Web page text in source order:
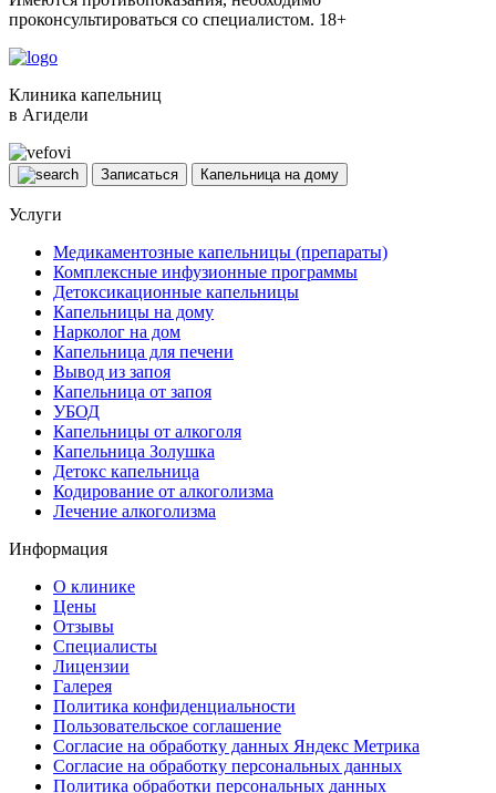
проконсультироваться со специалистом. 18+
Клиника капельниц
в Агидели
Записаться Капельница на дому
Услуги
Медикаментозные капельницы (препараты)
Комплексные инфузионные программы
Детоксикационные капельницы
Капельницы на дому
Нарколог на дом
Капельница для печени
Вывод из запоя
Капельница от запоя
УБОД
Капельницы от алкоголя
Капельница Золушка
Детокс капельница
Кодирование от алкоголизма
Лечение алкоголизма
Информация
О клинике
Цены
Отзывы
Специалисты
Лицензии
Галерея
Политика конфиденциальности
Пользовательское соглашение
Согласие на обработку данных Яндекс Метрика
Согласие на обработку персональных данных
Политика обработки персональных данных